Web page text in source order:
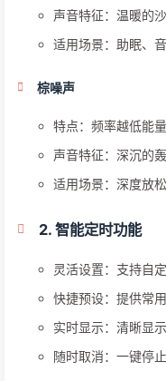
声音特征：温暖的
适用场景：助眠、
棕噪声
特点：频率越低能
声音特征：深沉的
适用场景：深度放
2. 智能定时功能
灵活设置：支持自
快捷预设：提供常
实时显示：清晰显
随时取消：一键停